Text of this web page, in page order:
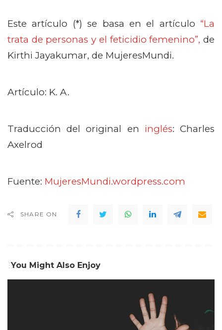
Este artículo (*) se basa en el artículo “La
trata de personas y el feticidio femenino”, de
Kirthi Jayakumar, de MujeresMundi.
Artículo: K. A.
Traducción del original en inglés: Charles
Axelrod
Fuente: MujeresMundi.wordpress.com
SHARE ON
You Might Also Enjoy